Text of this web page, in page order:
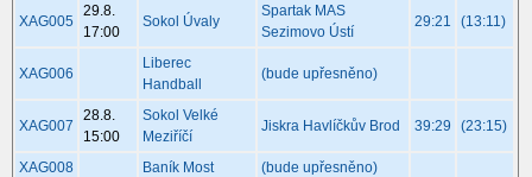
XAG005
29.8.
17:00
Sokol Úvaly
Spartak MAS
Sezimovo Ústí
29:21 (13:11)
XAG006
Liberec
Handball
(bude upřesněno)
XAG007
28.8.
15:00
Sokol Velké
Meziříčí
Jiskra Havlíčkův Brod 39:29 (23:15)
XAG008 Baník Most (bude upřesněno)